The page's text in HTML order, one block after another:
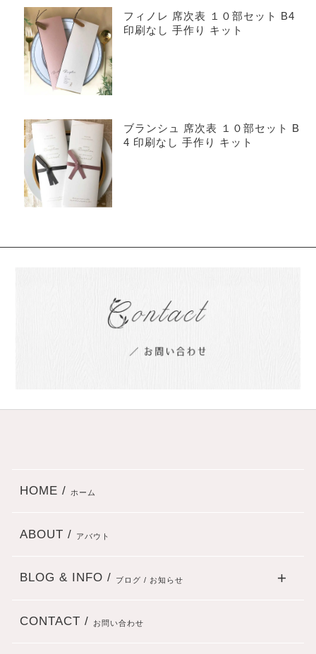
フィノレ 席次表 １０部セット B4
印刷なし 手作り キット
ブランシュ 席次表 １０部セット B
4 印刷なし 手作り キット
HOME / ホーム
ABOUT / アバウト
BLOG & INFO / ブログ / お知らせ
CONTACT / お問い合わせ